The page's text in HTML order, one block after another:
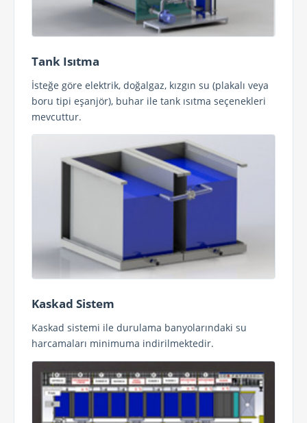
Tank Isıtma
İsteğe göre elektrik, doğalgaz, kızgın su (plakalı veya
boru tipi eşanjör), buhar ile tank ısıtma seçenekleri
mevcuttur.
Kaskad Sistem
Kaskad sistemi ile durulama banyolarındaki su
harcamaları minimuma indirilmektedir.